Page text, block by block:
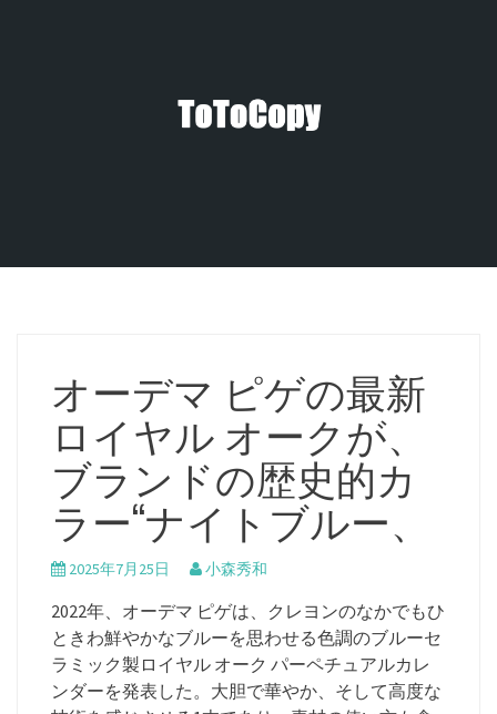
オーデマ ピゲの最新
ロイヤル オークが、
ブランドの歴史的カ
ラー“ナイトブルー、
2025年7月25日 小森秀和
2022年、オーデマ ピゲは、クレヨンのなかでもひ
ときわ鮮やかなブルーを思わせる色調のブルーセ
ラミック製ロイヤル オーク パーペチュアルカレ
ンダーを発表した。大胆で華やか、そして高度な